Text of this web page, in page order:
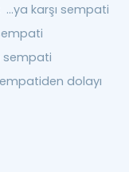
...ya karşı sempati
sempati
dolayı